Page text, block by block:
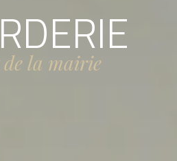
de la mairie